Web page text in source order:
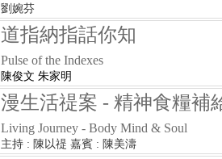
劉婉芬
道指納指話你知
Pulse of the Indexes
陳俊文 朱家明
漫生活禔案 - 精神食糧補
Living Journey - Body Mind & Soul
主持 : 陳以禔 嘉賓 : 陳美濤